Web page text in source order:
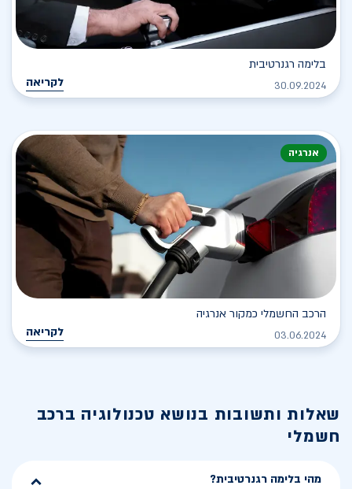
בלימה רגנרטיבית
30.09.2024 לקריאה
אנרגיה
הרכב החשמלי כמקור אנרגיה
03.06.2024 לקריאה
שאלות ותשובות בנושא טכנולוגיה ברכב
חשמלי
מהי בלימה רגנרטיבית?